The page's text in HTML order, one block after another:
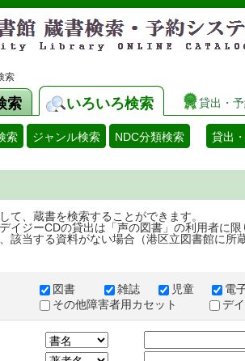
索
索 いろいろ検索 貸出・
索 ジャンル検索 NDC分類検索 貸出
て、蔵書を検索することができます。
イジーCDの貸出は「声の図書」の利用者に限
該当する資料がない場合（港区立図書館に所
図書 雑誌 児童
電
その他障害者用カセット
デ